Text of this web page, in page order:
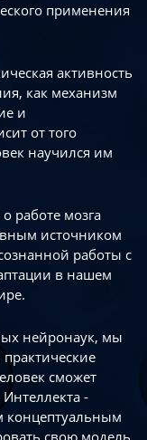
применения
активность
как механизм
и
от того
научился им
работе мозга
источником
работы с
в нашем
нейронаук, мы
сможет
-
концептуальным
свою модель